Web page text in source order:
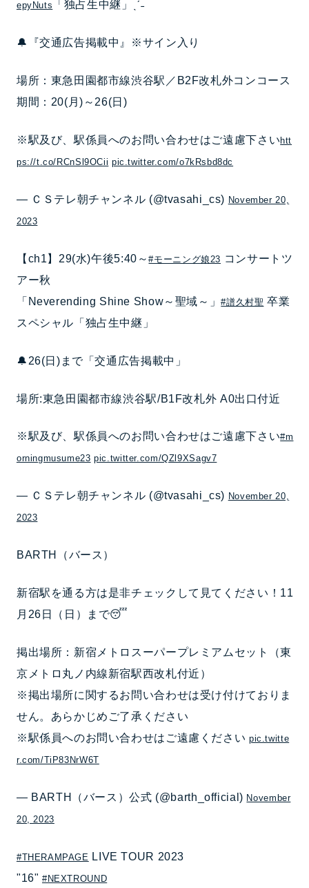
epyNuts 「独占生中継」ˎˊ˗
🔔『交通広告掲載中』※サイン入り
場所：東急田園都市線渋谷駅／B2F改札外コンコース
期間：20(月)～26(日)
※駅及び、駅係員へのお問い合わせはご遠慮下さいhtt
ps://t.co/RCnSl9OCii pic.twitter.com/o7kRsbd8dc
— ＣＳテレ朝チャンネル (@tvasahi_cs) November 20,
2023
【ch1】29(水)午後5:40～#モーニング娘23 コンサートツ
アー秋
「Neverending Shine Show～聖域～」#譜久村聖 卒業
スペシャル「独占生中継」
🔔26(日)まで「交通広告掲載中」
場所:東急田園都市線渋谷駅/B1F改札外 A0出口付近
※駅及び、駅係員へのお問い合わせはご遠慮下さい#m
orningmusume23 pic.twitter.com/QZl9XSagv7
— ＣＳテレ朝チャンネル (@tvasahi_cs) November 20,
2023
BARTH（バース）
新宿駅を通る方は是非チェックして見てください！11
月26日（日）まで😴
掲出場所：新宿メトロスーパープレミアムセット（東
京メトロ丸ノ内線新宿駅西改札付近）
※掲出場所に関するお問い合わせは受け付けておりま
せん。あらかじめご了承ください
※駅係員へのお問い合わせはご遠慮ください pic.twitte
r.com/TiP83NrW6T
— BARTH（バース）公式 (@barth_official) November
20, 2023
#THERAMPAGE LIVE TOUR 2023
"16" #NEXTROUND